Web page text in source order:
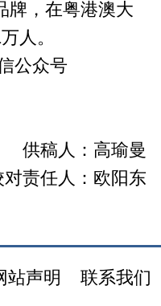
牌，在粤港澳大
人。
公众号
供稿人：高瑜曼
对责任人：欧阳东
站声明 联系我们